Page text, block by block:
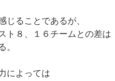
じることであるが、
ト８、１６チームとの差は
。
によっては